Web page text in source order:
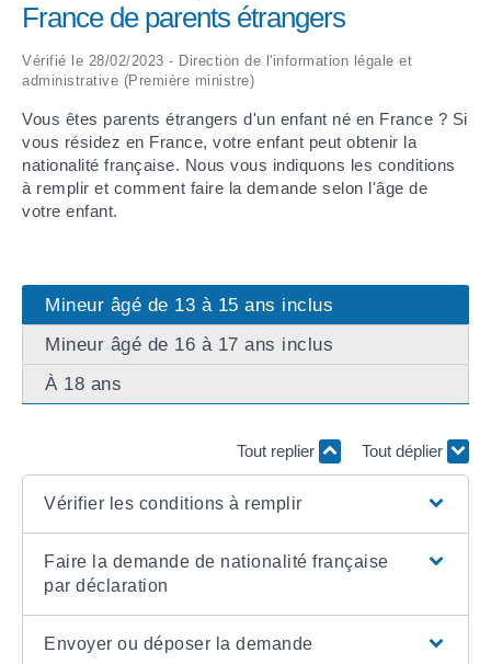
France de parents étrangers
Vérifié le 28/02/2023 - Direction de l'information légale et
administrative (Première ministre)
Vous êtes parents étrangers d'un enfant né en France ? Si
vous résidez en France, votre enfant peut obtenir la
nationalité française. Nous vous indiquons les conditions
à remplir et comment faire la demande selon l'âge de
votre enfant.
Mineur âgé de 13 à 15 ans inclus
Mineur âgé de 16 à 17 ans inclus
À 18 ans
Tout replier Tout déplier
Vérifier les conditions à remplir
Faire la demande de nationalité française
par déclaration
Envoyer ou déposer la demande
ARRÊTÉS MUNICIPAUX
DÉLIBÉRATIONS